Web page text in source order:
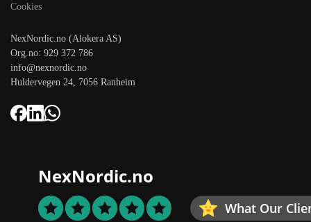
Cookies
NexNordic.no (Alokera AS)
Org.no: 929 372 786
info@nexnordic.no
Huldervegen 24, 7056 Ranheim
NexNordic.no
What Our